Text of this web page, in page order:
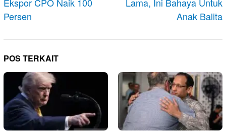
Persen
Anak Balita
POS TERKAIT